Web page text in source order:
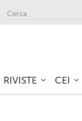
RIVISTE CEI